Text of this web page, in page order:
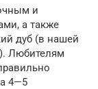
и
а также
дуб (в нашей
Любителям
4—5